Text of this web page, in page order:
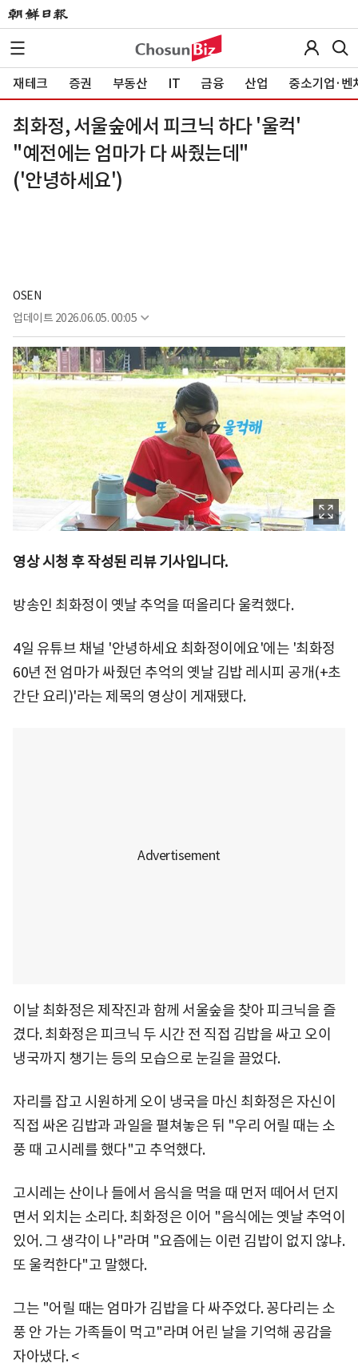
재테크 증권 부동산 IT 금융 산업 중소기업·벤
최화정, 서울숲에서 피크닉 하다 '울컥'
"예전에는 엄마가 다 싸줬는데"
('안녕하세요')
OSEN
업데이트 2026.06.05. 00:05
영상 시청 후 작성된 리뷰 기사입니다.
방송인 최화정이 옛날 추억을 떠올리다 울컥했다.
4일 유튜브 채널 '안녕하세요 최화정이에요'에는 '최화정
60년 전 엄마가 싸줬던 추억의 옛날 김밥 레시피 공개(+초
간단 요리)'라는 제목의 영상이 게재됐다.
이날 최화정은 제작진과 함께 서울숲을 찾아 피크닉을 즐
겼다. 최화정은 피크닉 두 시간 전 직접 김밥을 싸고 오이
냉국까지 챙기는 등의 모습으로 눈길을 끌었다.
자리를 잡고 시원하게 오이 냉국을 마신 최화정은 자신이
직접 싸온 김밥과 과일을 펼쳐놓은 뒤 "우리 어릴 때는 소
풍 때 고시레를 했다"고 추억했다.
고시레는 산이나 들에서 음식을 먹을 때 먼저 떼어서 던지
면서 외치는 소리다. 최화정은 이어 "음식에는 옛날 추억이
있어. 그 생각이 나"라며 "요즘에는 이런 김밥이 없지 않냐.
또 울컥한다"고 말했다.
그는 "어릴 때는 엄마가 김밥을 다 싸주었다. 꽁다리는 소
풍 안 가는 가족들이 먹고"라며 어린 날을 기억해 공감을
자아냈다. <